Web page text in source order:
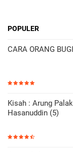
POPULER
CARA ORANG
Kisah : Arung
Hasanuddin (5)